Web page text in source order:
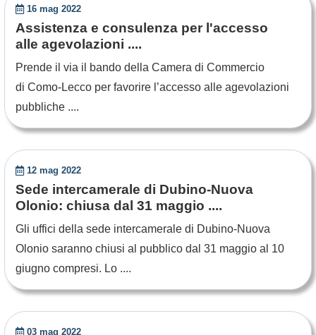
16 mag 2022
Assistenza e consulenza per l'accesso
alle agevolazioni ....
Prende il via il bando della Camera di Commercio
di Como-Lecco per favorire l’accesso alle agevolazioni
pubbliche ....
12 mag 2022
Sede intercamerale di Dubino-Nuova
Olonio: chiusa dal 31 maggio ....
Gli uffici della sede intercamerale di Dubino-Nuova
Olonio saranno chiusi al pubblico dal 31 maggio al 10
giugno compresi. Lo ....
03 mag 2022